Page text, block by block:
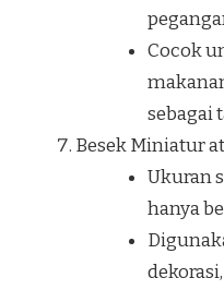
Cocok
sebagai
Besek Miniatur
Ukuran
hanya